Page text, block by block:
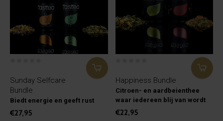
Sunday Selfcare
Bundle
Biedt energie en geeft rust
€27,95
Happiness Bundle
Citroen- en aardbeienthee
waar iedereen blij van wordt
€22,95